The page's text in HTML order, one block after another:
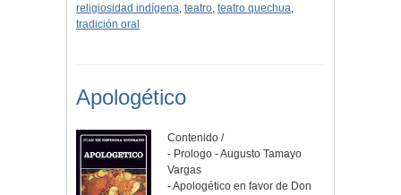
religiosidad indígena, teatro, teatro quechua,
tradición oral
Apologético
Contenido /
- Prologo - Augusto Tamayo
Vargas
- Apologético en favor de Don